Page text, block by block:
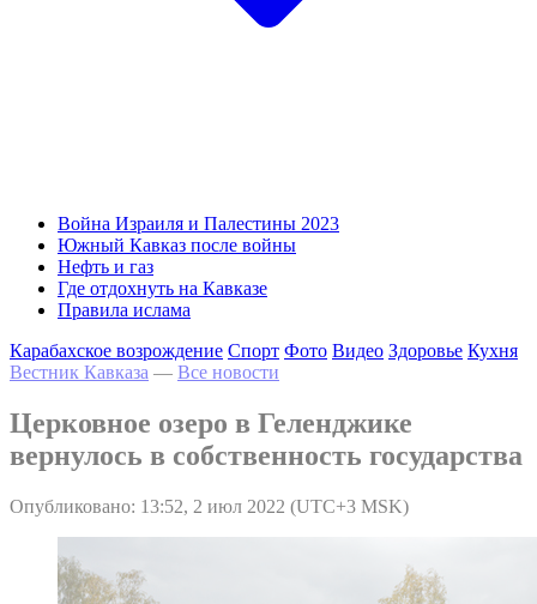
Война Израиля и Палестины 2023
Южный Кавказ после войны
Нефть и газ
Где отдохнуть на Кавказе
Правила ислама
Карабахское возрождение Спорт Фото Видео Здоровье Кухня
Вестник Кавказа — Все новости
Церковное озеро в Геленджике
вернулось в собственность государства
Опубликовано: 13:52, 2 июл 2022 (UTC+3 MSK)